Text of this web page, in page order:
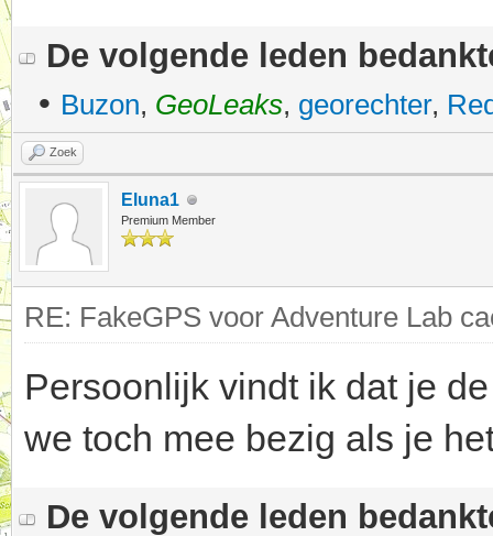
De volgende leden
• Buzon, GeoLeaks, georechter,
Zoek
Eluna1
Premium Member
RE: FakeGPS voor Adventure Lab
Persoonlijk vindt ik dat je
we toch mee bezig als je
De volgende leden